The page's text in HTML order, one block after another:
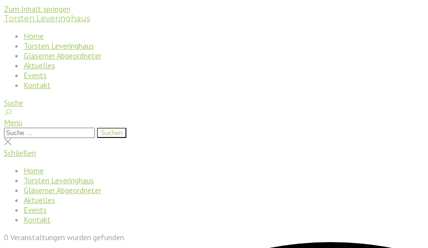
Zum Inhalt springen
Torsten Leveringhaus
Home
Torsten Leveringhaus
Gläserner Abgeordneter
Aktuelles
Events
Kontakt
Suche
Menü
Suchen
nach:
Suchen
Suche
schließen
Schließen
Home
Torsten Leveringhaus
Gläserner Abgeordneter
Aktuelles
Events
Kontakt
0 Veranstaltungen wurden gefunden.